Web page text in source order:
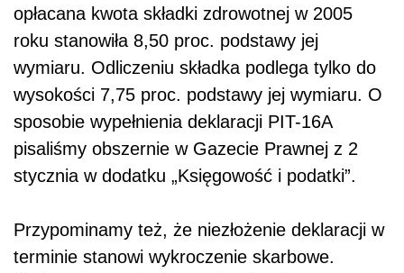
opłacana kwota składki zdrowotnej w 2005
roku stanowiła 8,50 proc. podstawy jej
wymiaru. Odliczeniu składka podlega tylko do
wysokości 7,75 proc. podstawy jej wymiaru. O
sposobie wypełnienia deklaracji PIT-16A
pisaliśmy obszernie w Gazecie Prawnej z 2
stycznia w dodatku „Księgowość i podatki”.
Przypominamy też, że niezłożenie deklaracji w
terminie stanowi wykroczenie skarbowe.